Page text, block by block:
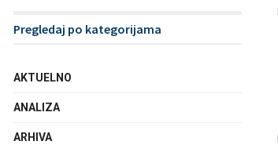
Pregledaj po kategorijama
AKTUELNO
ANALIZA
ARHIVA